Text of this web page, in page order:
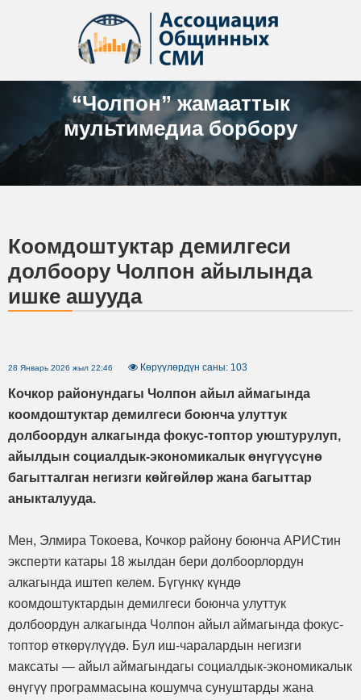
“Чолпон” жамааттык
мультимедиа борбору
Коомдоштуктар демилгеси
долбоору Чолпон айылында
ишке ашууда
28 Январь 2026 жыл 22:46 Көрүүлөрдүн саны: 103
Кочкор районундагы Чолпон айыл аймагында
коомдоштуктар демилгеси боюнча улуттук
долбоордун алкагында фокус-топтор уюштурулуп,
айылдын социалдык-экономикалык өнүгүүсүнө
багытталган негизги көйгөйлөр жана багыттар
аныкталууда.
Мен, Элмира Токоева, Кочкор району боюнча АРИСтин
эксперти катары 18 жылдан бери долбоорлордун
алкагында иштеп келем. Бүгүнкү күндө
коомдоштуктардын демилгеси боюнча улуттук
долбоордун алкагында Чолпон айыл аймагында фокус-
топтор өткөрүлүүдө. Бул иш-чаралардын негизги
максаты — айыл аймагындагы социалдык-экономикалык
өнүгүү программасына кошумча сунуштарды жана